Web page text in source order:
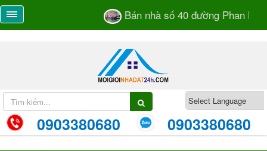
Bán nhà số 40 đường Phan Bá
0903380680 0903380680